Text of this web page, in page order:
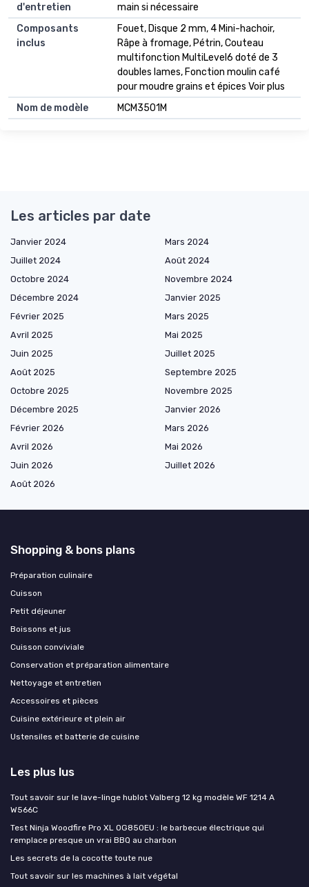
d'entretien
main si nécessaire
Composants
inclus
Fouet, Disque 2 mm, 4 Mini-hachoir,
Râpe à fromage, Pétrin, Couteau
multifonction MultiLevel6 doté de 3
doubles lames, Fonction moulin café
pour moudre grains et épices Voir plus
Nom de modèle
MCM3501M
Les articles par date
Janvier 2024
Mars 2024
Juillet 2024
Août 2024
Octobre 2024
Novembre 2024
Décembre 2024
Janvier 2025
Février 2025
Mars 2025
Avril 2025
Mai 2025
Juin 2025
Juillet 2025
Août 2025
Septembre 2025
Octobre 2025
Novembre 2025
Décembre 2025
Janvier 2026
Février 2026
Mars 2026
Avril 2026
Mai 2026
Juin 2026
Juillet 2026
Août 2026
Shopping & bons plans
Préparation culinaire
Cuisson
Petit déjeuner
Boissons et jus
Cuisson conviviale
Conservation et préparation alimentaire
Nettoyage et entretien
Accessoires et pièces
Cuisine extérieure et plein air
Ustensiles et batterie de cuisine
Les plus lus
Tout savoir sur le lave-linge hublot Valberg 12 kg modèle WF 1214 A
W566C
Test Ninja Woodfire Pro XL OG850EU : le barbecue électrique qui
remplace presque un vrai BBQ au charbon
Les secrets de la cocotte toute nue
Tout savoir sur les machines à lait végétal